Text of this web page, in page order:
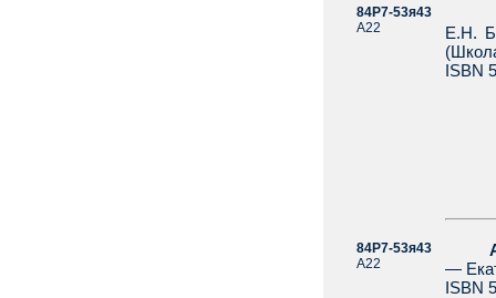
84Р7-53я43
А22
Е.Н.
ISBN
84Р7-53я43
А22
—
ISBN